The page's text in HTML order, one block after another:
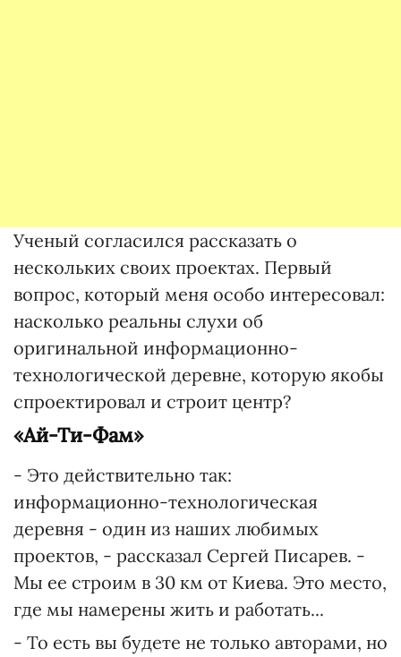
Ученый согласился рассказать о
нескольких своих проектах. Первый
вопрос, который меня особо интересовал:
насколько реальны слухи об
оригинальной информационно-
технологической деревне, которую якобы
спроектировал и строит центр?
«Ай-Ти-Фам»
- Это действительно так:
информационно-технологическая
деревня - один из наших любимых
проектов, - рассказал Сергей Писарев. -
Мы ее строим в 30 км от Киева. Это место,
где мы намерены жить и работать...
- То есть вы будете не только авторами, но